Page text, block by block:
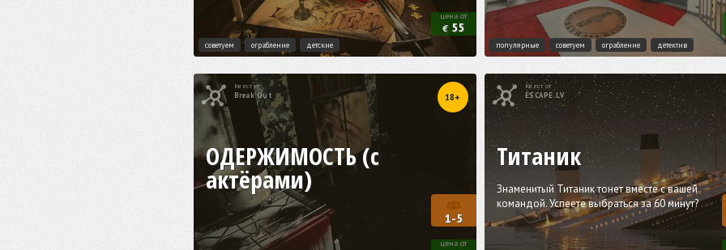
цена от
€ 55
советуем ограбление детские популярные советуем ограбление детектив
Квест от
Break Out 18+
1-5
цена от
ОДЕРЖИМОСТЬ (с
актёрами)
Квест от
ESCAPE.LV
Титаник
Знаменитый Титаник тонет вместе с вашей
командой. Успеете выбраться за 60 минут?